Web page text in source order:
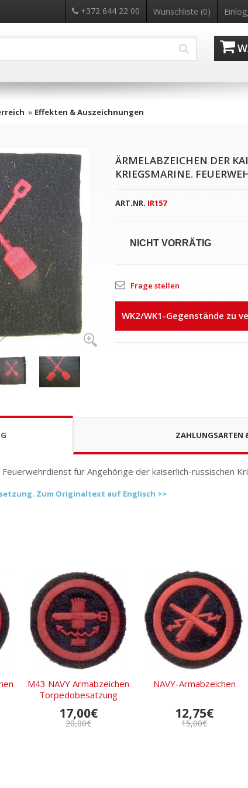
+372 644 22 00 Wunschliste (0)
» Effekten & Auszeichnungen
ÄRMELABZEICHEN DER
KRIEGSMARINE.
ART.NR. IR157
NICHT VORRÄTIG
Frage stellen
WK2/WK1-Gegenstände zu
ZAHLUNGSARTEN
für Angehörige der kaiserlich-russischen
Zum Originaltext auf Englisch >>
M43 NAVY Armabzeichen
Torpedobesatzung
17,00€
20,00€
NAVY-Armabzeichen
12,75€
15,00€